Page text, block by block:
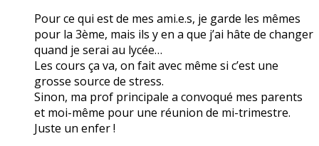
Pour ce qui est de mes ami.e.s, je garde les mêmes
pour la 3ème, mais ils y en a que j’ai hâte de changer
quand je serai au lycée…
Les cours ça va, on fait avec même si c’est une
grosse source de stress.
Sinon, ma prof principale a convoqué mes parents
et moi-même pour une réunion de mi-trimestre.
Juste un enfer !